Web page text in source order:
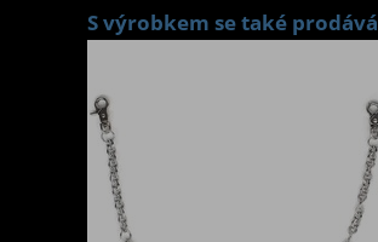
S výrobkem se také prodává